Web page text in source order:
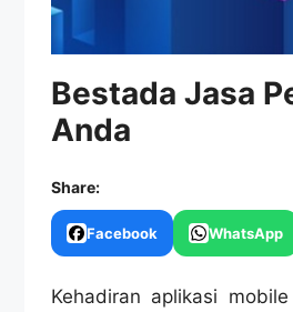
Bestada Jasa
Anda
Share:
Facebook WhatsApp
Kehadiran aplikasi